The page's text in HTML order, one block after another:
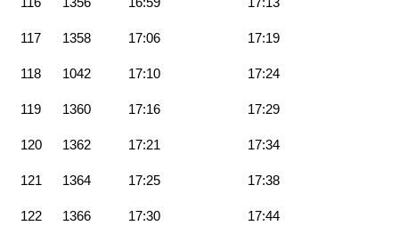
117 1358 17:06 17:19
118 1042 17:10 17:24
119 1360 17:16 17:29
120 1362 17:21 17:34
121 1364 17:25 17:38
122 1366 17:30 17:44